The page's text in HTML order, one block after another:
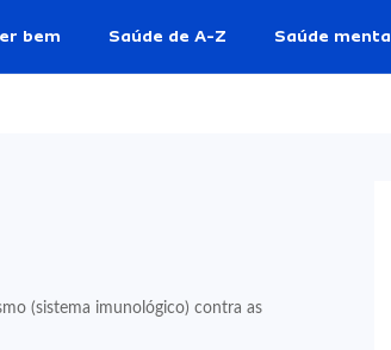
bem Saúde de A-Z Saúde
(sistema imunológico) contra as